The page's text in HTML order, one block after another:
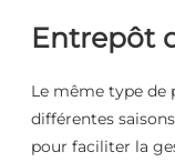
Entrepôt
Le même type de
différentes
pour faciliter la